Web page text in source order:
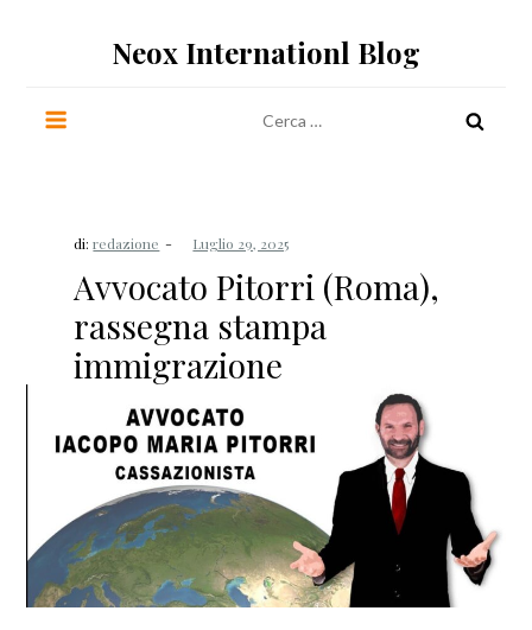
Neox Internationl Blog
per:
di:redazione
Avvocato Pitorri (Roma),
rassegna stampa
immigrazione